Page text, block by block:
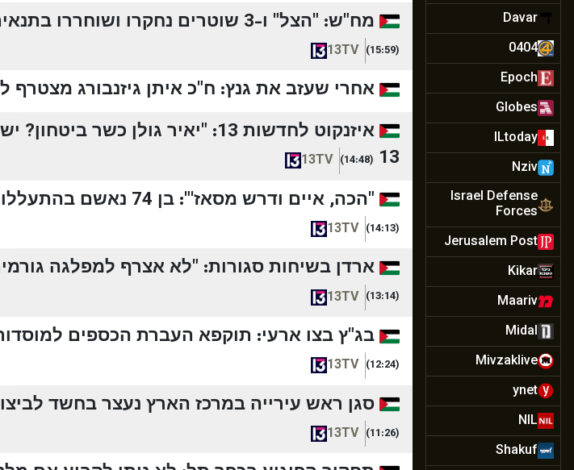
Davar
0404
Epoch
Globes
ILtoday
Nziv
Israel Defense
Forces
Jerusalem Post
Kikar
Maariv
Midal
Mivzaklive
ynet
NIL
Shakuf
מח"ש: "הצל" ו-3 שוטרים נחקרו ושוחררו בתנאים מגבילים | חדשות 13
(15:59)
13TV
אחרי שעזב את גנץ: ח"כ איתן גיזנבורג מצטרף
איזנקוט לחדשות 13: "יאיר גולן
13
(14:48)
13TV
"הכה, איים ודרש מסאז'": בן 74 נאשם בהתעללות בעובדים מתאילנד | חדשות 13
(14:13)
13TV
ארדן בשיחות סגורות: "לא אצרף למפלגה
(13:14)
13TV
בג"ץ בצו ארעי: תוקפא העברת הכספים למוסדות
(12:24)
13TV
סגן ראש עירייה במרכז הארץ נעצר בחשד
(11:26)
13TV